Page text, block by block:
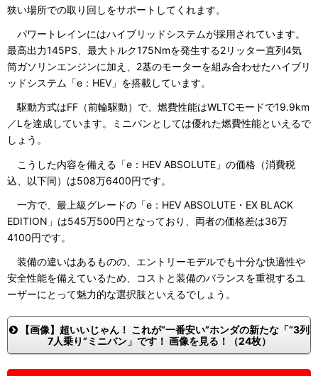
狭い場所での取り回しをサポートしてくれます。
パワートレインにはハイブリッドシステムが採用されています。
最高出力145PS、最大トルク175Nmを発生する2リッター直列4気
筒ガソリンエンジンに加え、2基のモーターを組み合わせたハイブリ
ッドシステム「e：HEV」を搭載しています。
駆動方式はFF（前輪駆動）で、燃費性能はWLTCモードで19.9km
／Lを達成しています。ミニバンとしては優れた燃費性能といえるで
しょう。
こうした内容を備える「e：HEV ABSOLUTE」の価格（消費税
込、以下同）は508万6400円です。
一方で、最上級グレードの「e：HEV ABSOLUTE・EX BLACK
EDITION」は545万500円となっており、両者の価格差は36万
4100円です。
装備の違いはあるものの、エントリーモデルでも十分な快適性や
安全性能を備えているため、コストと装備のバランスを重視するユ
ーザーにとって魅力的な選択肢といえるでしょう。
【画像】超いいじゃん！ これが“一番安い”ホンダの新たな「“3列
7人乗り”ミニバン」です！ 画像を見る！（24枚）